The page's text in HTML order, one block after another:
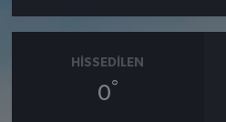
HISSEDILEN
0°